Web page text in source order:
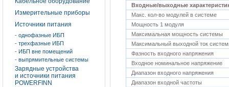
Измерительные приборы
Источники питания
- однофазные ИБП
- трехфазные ИБП
- ИБП вне помещений
- выпрямительные системы
Зарядные устройства
и источники питания
POWERFINN
Входные/выходные
Макс. кол-во модулей в системе
Мощность 1 модуля
Максимальная мощность системы
Максимальный выходной ток
Фазность входного напряжения
Входное номинальное напряжение
Диапазон входного напряжения
Диапазон входной частоты